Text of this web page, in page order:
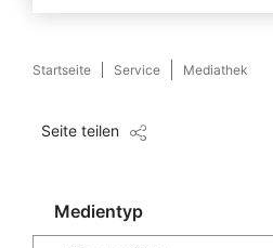
Startseite Service Mediathek
Seite teilen
Medientyp